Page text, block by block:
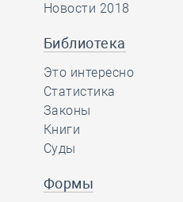
Новости 2018
Библиотека
Это интересно
Статистика
Законы
Книги
Суды
Формы